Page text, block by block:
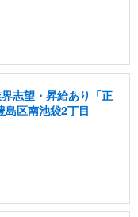
志望・昇給あり「正
区南池袋2丁目